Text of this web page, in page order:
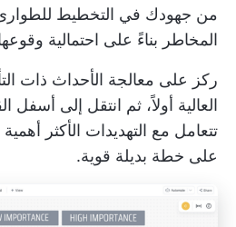
من جهودك في التخطيط
المخاطر بناءً على احتمالية
ركز على معالجة الأحداث ذات
العالية أولاً، ثم انتقل إلى أسفل
تتعامل مع التهديدات الأكثر
على خطة بديلة قوية.